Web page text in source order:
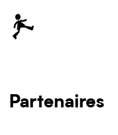
Rechercher
Partenaires